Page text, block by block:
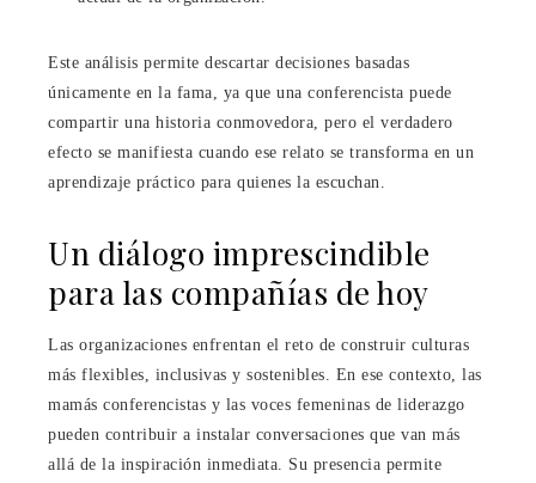
Este análisis permite descartar decisiones basadas
únicamente en la fama, ya que una conferencista puede
compartir una historia conmovedora, pero el verdadero
efecto se manifiesta cuando ese relato se transforma en un
aprendizaje práctico para quienes la escuchan.
Un diálogo imprescindible
para las compañías de hoy
Las organizaciones enfrentan el reto de construir culturas
más flexibles, inclusivas y sostenibles. En ese contexto, las
mamás conferencistas y las voces femeninas de liderazgo
pueden contribuir a instalar conversaciones que van más
allá de la inspiración inmediata. Su presencia permite